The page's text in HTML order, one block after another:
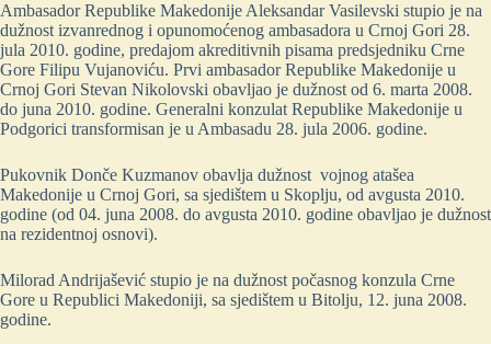
Ambasador Republike Makedonije Aleksandar Vasilevski stupio je na
dužnost izvanrednog i opunomoćenog ambasadora u Crnoj Gori 28.
jula 2010. godine, predajom akreditivnih pisama predsjedniku Crne
Gore Filipu Vujanoviću. Prvi ambasador Republike Makedonije u
Crnoj Gori Stevan Nikolovski obavljao je dužnost od 6. marta 2008.
do juna 2010. godine. Generalni konzulat Republike Makedonije u
Podgorici transformisan je u Ambasadu 28. jula 2006. godine.
Pukovnik Donče Kuzmanov obavlja dužnost vojnog atašea
Makedonije u Crnoj Gori, sa sjedištem u Skoplju, od avgusta 2010.
godine (od 04. juna 2008. do avgusta 2010. godine obavljao je dužnost
na rezidentnoj osnovi).
Milorad Andrijašević stupio je na dužnost počasnog konzula Crne
Gore u Republici Makedoniji, sa sjedištem u Bitolju, 12. juna 2008.
godine.